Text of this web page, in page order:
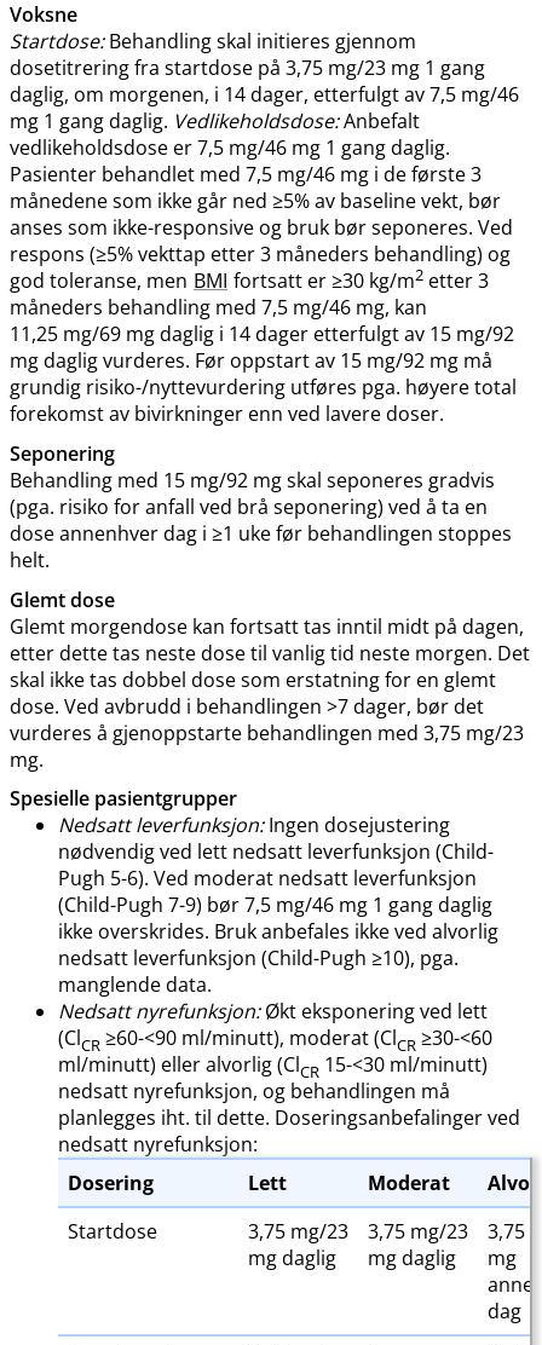
Voksne
Startdose:Behandling skal initieres gjennom
dosetitrering fra startdose på 3,75 mg/23 mg 1 gang
daglig, om morgenen, i 14 dager, etterfulgt av 7,5 mg/46
mg 1 gang daglig. Vedlikeholdsdose:Anbefalt
vedlikeholdsdose er 7,5 mg/46 mg 1 gang daglig.
Pasienter behandlet med 7,5 mg/46 mg i de første 3
månedene som ikke går ned ≥5% av baseline vekt, bør
anses som ikke-responsive og bruk bør seponeres. Ved
respons (≥5% vekttap etter 3 måneders behandling) og
god toleranse, men BMI fortsatt er ≥30 kg​/​m2 etter 3
måneders behandling med 7,5 mg/46 mg, kan
11,25 mg/69 mg daglig i 14 dager etterfulgt av 15 mg/92
mg daglig vurderes. Før oppstart av 15 mg/92 mg må
grundig risiko-​/​nyttevurdering utføres pga. høyere total
forekomst av bivirkninger enn ved lavere doser.
Seponering
Behandling med 15 mg/92 mg skal seponeres gradvis
(pga. risiko for anfall ved brå seponering) ved å ta en
dose annenhver dag i ≥1 uke før behandlingen stoppes
helt.
Glemt dose
Glemt morgendose kan fortsatt tas inntil midt på dagen,
etter dette tas neste dose til vanlig tid neste morgen. Det
skal ikke tas dobbel dose som erstatning for en glemt
dose. Ved avbrudd i behandlingen >7 dager, bør det
vurderes å gjenoppstarte behandlingen med 3,75 mg/23
mg.
Spesielle pasientgrupper
Nedsatt leverfunksjon:Ingen dosejustering
nødvendig ved lett nedsatt leverfunksjon (Child-
Pugh 5-6). Ved moderat nedsatt leverfunksjon
(Child-Pugh 7-9) bør 7,5 mg/46 mg 1 gang daglig
ikke overskrides. Bruk anbefales ikke ved alvorlig
nedsatt leverfunksjon (Child-Pugh ≥10), pga.
manglende data.
Nedsatt nyrefunksjon:Økt eksponering ved lett
(ClCR ≥60-<90 ml​/​minutt), moderat (ClCR ≥30-<60
ml/minutt) eller alvorlig (ClCR 15-<30 ml/minutt)
nedsatt nyrefunksjon, og behandlingen må
planlegges iht. til dette. Doseringsanbefalinger ved
nedsatt nyrefunksjon:
Dosering
Lett Moderat
Startdose
3,75 mg/23
mg daglig
3,75 mg/23
mg daglig
3,75
mg
dag